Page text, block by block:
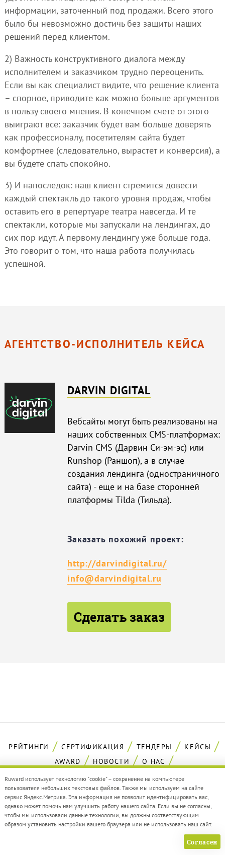
информации, заточенный под продажи. Всего этого
было бы невозможно достичь без защиты наших
решений перед клиентом.
2) Важность конструктивного диалога между
исполнителем и заказчиком трудно переоценить.
Если вы как специалист видите, что решение клиента
– спорное, приводите как можно больше аргументов
в пользу своего мнения. В конечном счете от этого
выиграют все: заказчик будет вам больше доверять
как профессионалу, посетителям сайта будет
комфортнее (следовательно, вырастет и конверсия), а
вы будете спать спокойно.
3) И напоследок: наш клиент стремится довести
каждый спектакль до такого уровня продаж, чтобы
оставить его в репертуаре театра навсегда. И те
спектакли, которые мы запускали на лендингах, до
сих пор идут. А первому лендингу уже больше года.
Это говорит о том, что наша работа получилась
успешной.
АГЕНТСТВО-ИСПОЛНИТЕЛЬ КЕЙСА
DARVIN DIGITAL
Вебсайты могут быть реализованы на
наших собственных CMS-платформах:
Darvin CMS (Дарвин Си-эм-эс) или
Runshop (Раншоп), а в случае
создания лендинга (одностраничного
сайта) - еще и на базе сторонней
платформы Tilda (Тильда).
Заказать похожий проект:
http://darvindigital.ru/
info@darvindigital.ru
Сделать заказ
РЕЙТИНГИ СЕРТИФИКАЦИЯ ТЕНДЕРЫ
КЕЙСЫ
AWARD
НОВОСТИ
О НАС
ПАМЯТКА АГЕНТСТВАМ
Золотая Cотня российского Digital
Ruward использует технологию "cookie" – сохранение на компьютере
пользователя небольших текстовых файлов. Также мы используем на сайте
сервис Яндекс.Метрика. Эта информация не позволит идентифицировать вас,
однако может помочь нам улучшить работу нашего сайта. Если вы не согласны,
чтобы мы использовали данные технологии, вы должны соответствующим
образом установить настройки вашего браузера или не использовать наш сайт.
Согласен